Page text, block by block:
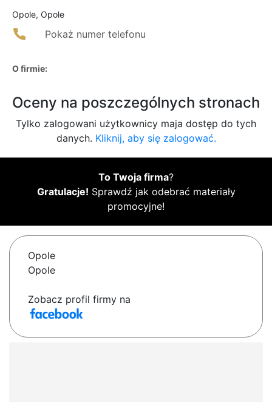
Opole, Opole
Pokaż numer telefonu
O firmie:
Oceny na poszczególnych stronach
Tylko zalogowani użytkownicy maja dostęp do tych
danych. Kliknij, aby się zalogować.
To Twoja firma?
Gratulacje! Sprawdź jak odebrać materiały
promocyjne!
Opole
Opole
Zobacz profil firmy na